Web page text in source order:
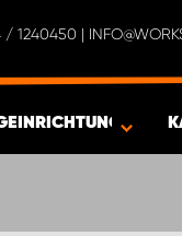
1240450 |